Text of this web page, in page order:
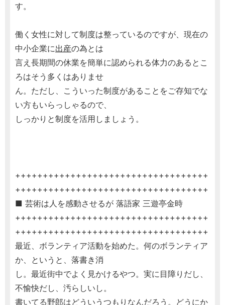
す。
働く女性に対して制度は整っているのですが、現在の
中小企業に出産の為とは
言え長期間の休業を簡単に認められる体力のあるとこ
ろはそう多くはありませ
ん。ただし、こういった制度があることをご存知でな
い方もいらっしゃるので、
しっかりと制度を活用しましょう。
+++++++++++++++++++++++++++++++++++
+++++++++++++++++++++++++++++++++++
■ 芸術は人を感動させるが 落語家 三遊亭金時
+++++++++++++++++++++++++++++++++++
+++++++++++++++++++++++++++++++++++
最近、ボランティア活動を始めた。何のボランティア
か、というと、落書き消
し。最近街中でよく見かけるやつ。実に目障りだし、
不愉快だし、汚らしいし。
書いてる野郎はどういうつもりなんだろう。どうにか